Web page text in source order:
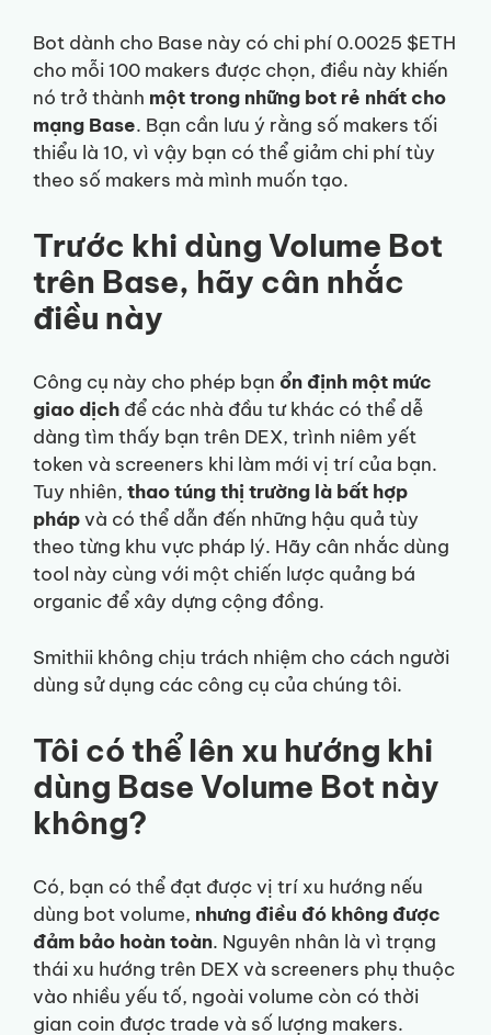
Bot dành cho Base này có chi phí 0.0025 $ETH
cho mỗi 100 makers được chọn, điều này khiến
nó trở thành một trong những bot rẻ nhất cho
mạng Base. Bạn cần lưu ý rằng số makers tối
thiểu là 10, vì vậy bạn có thể giảm chi phí tùy
theo số makers mà mình muốn tạo.
Trước khi dùng Volume Bot
trên Base, hãy cân nhắc
điều này
Công cụ này cho phép bạn ổn định một mức
giao dịch để các nhà đầu tư khác có thể dễ
dàng tìm thấy bạn trên DEX, trình niêm yết
token và screeners khi làm mới vị trí của bạn.
Tuy nhiên, thao túng thị trường là bất hợp
phápvà có thể dẫn đến những hậu quả tùy
theo từng khu vực pháp lý. Hãy cân nhắc dùng
tool này cùng với một chiến lược quảng bá
organic để xây dựng cộng đồng.
Smithii không chịu trách nhiệm cho cách người
dùng sử dụng các công cụ của chúng tôi.
Tôi có thể lên xu hướng khi
dùng Base Volume Bot này
không?
Có, bạn có thể đạt được vị trí xu hướng nếu
dùng bot volume, nhưng điều đó không được
đảm bảo hoàn toàn. Nguyên nhân là vì trạng
thái xu hướng trên DEX và screeners phụ thuộc
vào nhiều yếu tố, ngoài volume còn có thời
gian coin được trade và số lượng makers.